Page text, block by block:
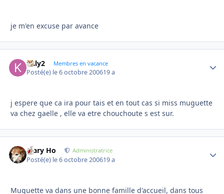
je m'en excuse par avance
kaly2 Membres en vacance
Posté(e) le 6 octobre 200619 a
j espere que ca ira pour tais et en tout cas si miss muguette
va chez gaelle , elle va etre chouchoute s est sur.
Mary Ho Administratrice
Posté(e) le 6 octobre 200619 a
Muguette va dans une bonne famille d'accueil, dans tous